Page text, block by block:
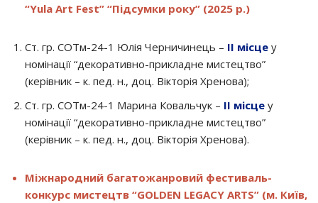
“Yula Art Fest” “Підсумки року” (2025 р.)
Ст. гр. СОТм-24-1 Юлія Черничинець – ІІ місце у
номінації “декоративно-прикладне мистецтво”
(керівник – к. пед. н., доц. Вікторія Хренова);
Ст. гр. СОТм-24-1 Марина Ковальчук – ІІ місце у
номінації “декоративно-прикладне мистецтво”
(керівник – к. пед. н., доц. Вікторія Хренова).
Міжнародний багатожанровий фестиваль-
конкурс мистецтв “GOLDEN LEGACY ARTS” (м. Київ,